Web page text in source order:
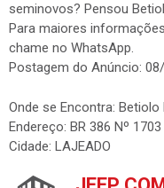
seminovos? Pensou
Para maiores
chame no WhatsApp.
Postagem do Anúncio:
Onde se Encontra:
Endereço: BR 386 Nº
Cidade: LAJEADO